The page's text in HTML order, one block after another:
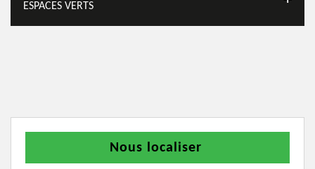
ESPACES VERTS
Nous localiser